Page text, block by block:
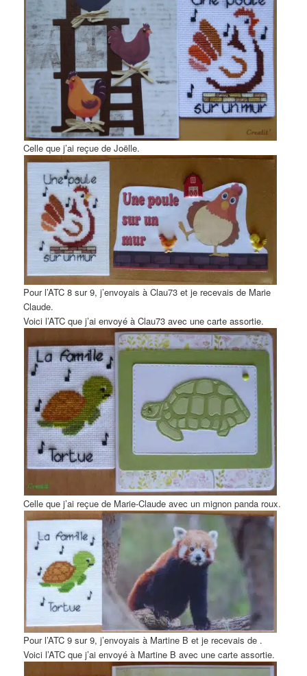
Celle que j’ai reçue de Joëlle.
Pour l’ATC 8 sur 9, j’envoyais à Clau73 et je recevais de Marie
Claude.
Voici l’ATC que j’ai envoyé à Clau73 avec une carte assortie.
Celle que j’ai reçue de Marie-Claude avec un mignon panda roux.
Pour l’ATC 9 sur 9, j’envoyais à Martine B et je recevais de .
Voici l’ATC que j’ai envoyé à Martine B avec une carte assortie.